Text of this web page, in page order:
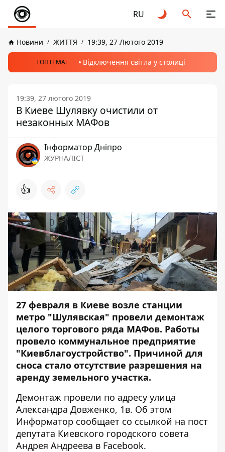
RU
Новини ЖИТТЯ 19:39, 27 Лютого 2019
ТОПТЕМА: Відключення світла у столиці
19:39, 27 лютого 2019
В Киеве Шулявку очистили от
незаконных МАФов
Інформатор Дніпро
ЖУРНАЛІСТ
👍
27 февраля в Киеве возле станции
метро "Шулявская" провели демонтаж
целого торгового ряда МАФов. Работы
провело коммунальное предприятие
"Киевблагоустройство". Причиной для
сноса стало отсутствие разрешения на
аренду земельного участка.
Демонтаж провели по адресу улица
Александра Довженко, 1в. Об этом
Информатор сообщает со ссылкой на пост
депутата Киевского городского совета
Андрея Андреева в Facebook.